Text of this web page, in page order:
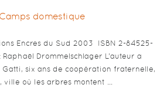
Camps domestique
Encres du Sud 2003 ISBN 2-84525-
Drommelschlager L’auteur a
six ans de coopération fraternelle,
ville où les arbres montent …